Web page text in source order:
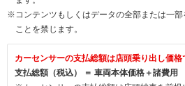
※コンテンツもしくはデータの全部または一
ことを禁じます。
カーセンサーの支払総額は店頭乗り出し価格
支払総額（税込） ＝ 車両本体価格＋諸費用